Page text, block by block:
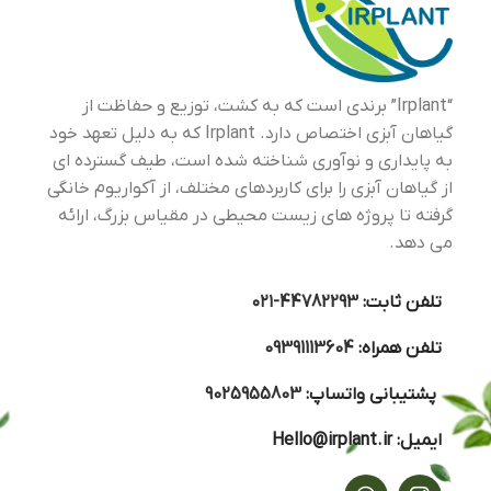
“Irplant” برندی است که به کشت، توزیع و حفاظت از
گیاهان آبزی اختصاص دارد. Irplant که به دلیل تعهد خود
به پایداری و نوآوری شناخته شده است، طیف گسترده ای
از گیاهان آبزی را برای کاربردهای مختلف، از آکواریوم خانگی
گرفته تا پروژه های زیست محیطی در مقیاس بزرگ، ارائه
می دهد.
تلفن ثابت:44782293-۰۲۱
تلفن همراه:09391113604
پشتیبانی واتساپ:9025955803
ایمیل:Hello@irplant.ir